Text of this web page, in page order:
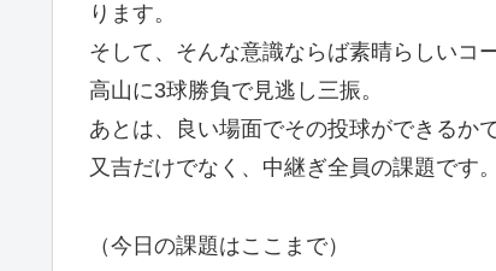
ります。
そして、そんな意識ならば素晴らしいコ
高山に3球勝負で見逃し三振。
あとは、良い場面でその投球ができるかで
又吉だけでなく、中継ぎ全員の課題です。
（今日の課題はここまで）